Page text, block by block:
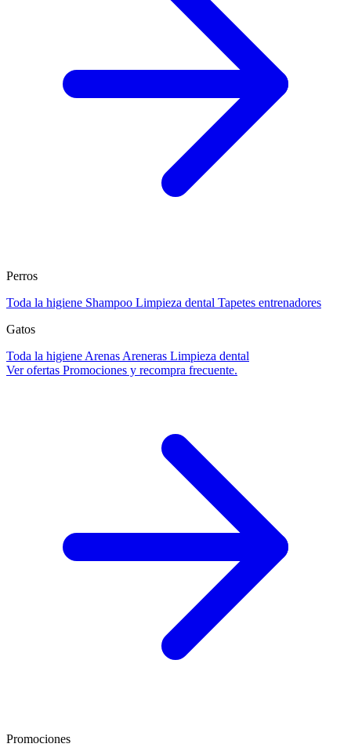
Perros
Toda la higiene Shampoo Limpieza dental Tapetes entrenadores
Gatos
Toda la higiene Arenas Areneras Limpieza dental
Ver ofertas Promociones y recompra frecuente.
Promociones